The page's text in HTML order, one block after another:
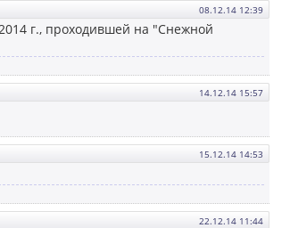
08.12.14 12:39
г., проходившей на "Снежной
14.12.14 15:57
15.12.14 14:53
22.12.14 11:44